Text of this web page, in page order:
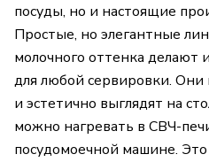
посуды, но и настоящие
Простые, но элегантные
молочного оттенка
для любой сервировки.
и эстетично выглядят на
можно нагревать в СВЧ-
посудомоечной машине.